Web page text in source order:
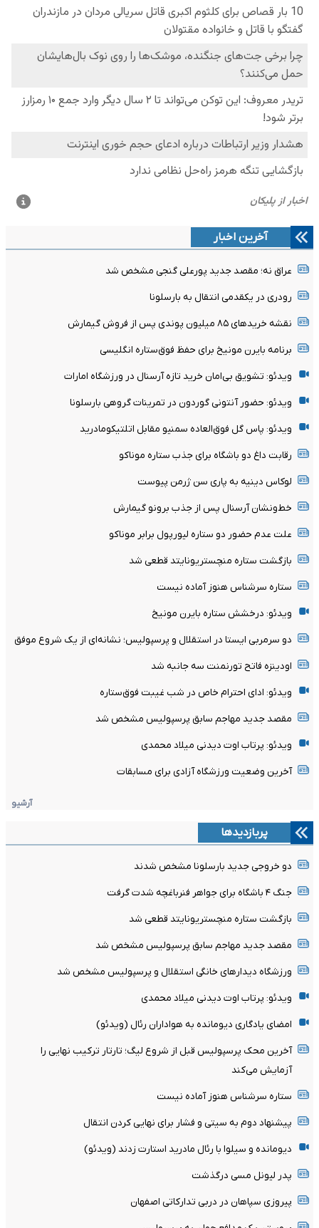
آخرین اخبار
عراق نه؛ مقصد جدید پورعلی گنجی مشخص شد
رودری در یکقدمی انتقال به بارسلونا
نقشه خریدهای ۸۵ میلیون پوندی پس از فروش گیمارش
برنامه بایرن مونیخ برای حفظ فوق‌ستاره انگلیسی
ویدئو: تشویق بی‌امان خرید تازه آرسنال در ورزشگاه امارات
ویدئو: حضور آنتونی گوردون در تمرینات گروهی بارسلونا
ویدئو: پاس گل فوق‌العاده سمنیو مقابل اتلتیکومادرید
رقابت داغ دو باشگاه برای جذب ستاره موناکو
لوکاس دینیه به پاری سن ژرمن پیوست
خط‌ونشان آرسنال پس از جذب برونو گیمارش
علت عدم حضور دو ستاره لیورپول برابر موناکو
بازگشت ستاره منچستریونایتد قطعی شد
ستاره سرشناس هنوز آماده نیست
ویدئو: درخشش ستاره بایرن مونیخ
دو سرمربی ایستا در استقلال و پرسپولیس؛ نشانه‌ای از یک شروع موفق
اودینزه فاتح تورنمنت سه جانبه شد
ویدئو: ادای احترام خاص در شب غیبت فوق‌ستاره
مقصد جدید مهاجم سابق پرسپولیس مشخص شد
ویدئو: پرتاب اوت دیدنی میلاد محمدی
آخرین وضعیت ورزشگاه آزادی برای مسابقات
آرشیو
پربازدیدها
دو خروجی جدید بارسلونا مشخص شدند
جنگ ۴ باشگاه برای جواهر فنرباغچه شدت گرفت
بازگشت ستاره منچستریونایتد قطعی شد
مقصد جدید مهاجم سابق پرسپولیس مشخص شد
ورزشگاه دیدارهای خانگی استقلال و پرسپولیس مشخص شد
ویدئو: پرتاب اوت دیدنی میلاد محمدی
امضای یادگاری دیومانده به هواداران رئال (ویدئو)
آخرین محک پرسپولیس قبل از شروع لیگ؛ تارتار ترکیب نهایی را
آزمایش می‌کند
ستاره سرشناس هنوز آماده نیست
پیشنهاد دوم به سیتی و فشار برای نهایی کردن انتقال
دیومانده و سیلوا با رئال مادرید استارت زدند (ویدئو)
پدر لیونل مسی درگذشت
پیروزی سپاهان در دربی تدارکاتی اصفهان